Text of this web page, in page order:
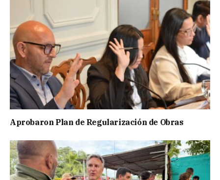
Aprobaron Plan de Regularización de Obras